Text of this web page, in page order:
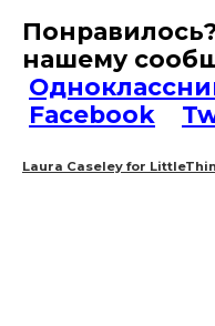
нашему
Facebook
Laura Caseley for